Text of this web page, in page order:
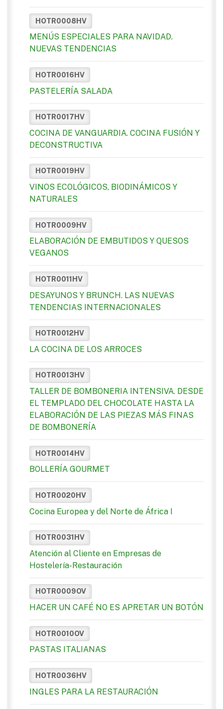
HOTR0008HV
MENÚS ESPECIALES PARA NAVIDAD.
NUEVAS TENDENCIAS
HOTR0016HV
PASTELERÍA SALADA
HOTR0017HV
COCINA DE VANGUARDIA. COCINA FUSIÓN Y
DECONSTRUCTIVA
HOTR0019HV
VINOS ECOLÓGICOS, BIODINÁMICOS Y
NATURALES
HOTR0009HV
ELABORACIÓN DE EMBUTIDOS Y QUESOS
VEGANOS
HOTR0011HV
DESAYUNOS Y BRUNCH. LAS NUEVAS
TENDENCIAS INTERNACIONALES
HOTR0012HV
LA COCINA DE LOS ARROCES
HOTR0013HV
TALLER DE BOMBONERIA INTENSIVA. DESDE
EL TEMPLADO DEL CHOCOLATE HASTA LA
ELABORACIÓN DE LAS PIEZAS MÁS FINAS
DE BOMBONERÍA
HOTR0014HV
BOLLERÍA GOURMET
HOTR0020HV
Cocina Europea y del Norte de África I
HOTR0031HV
Atención al Cliente en Empresas de
Hostelería-Restauración
HOTR0009OV
HACER UN CAFÉ NO ES APRETAR UN BOTÓN
HOTR0010OV
PASTAS ITALIANAS
HOTR0036HV
INGLES PARA LA RESTAURACIÓN